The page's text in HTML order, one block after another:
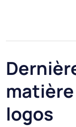
logos